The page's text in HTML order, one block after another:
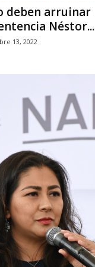
deben arruinar
Néstor...
13, 2022